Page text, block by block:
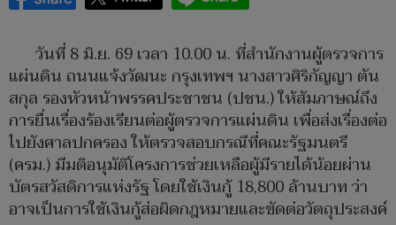
วันที่ 8 มิ.ย. 69 เวลา 10.00 น. ที่สำนักงานผู้ตรวจการ
แผ่นดิน ถนนแจ้งวัฒนะ กรุงเทพฯ นางสาวศิริกัญญา ตัน
สกุล รองหัวหน้าพรรคประชาชน (ปชน.) ให้สัมภาษณ์ถึง
การยื่นเรื่องร้องเรียนต่อผู้ตรวจการแผ่นดิน เพื่อส่งเรื่องต่อ
ไปยังศาลปกครอง ให้ตรวจสอบกรณีที่คณะรัฐมนตรี
(ครม.) มีมติอนุมัติโครงการช่วยเหลือผู้มีรายได้น้อยผ่าน
บัตรสวัสดิการแห่งรัฐ โดยใช้เงินกู้ 18,800 ล้านบาท ว่า
อาจเป็นการใช้เงินกู้ส่อผิดกฎหมายและขัดต่อวัตถุประสงค์